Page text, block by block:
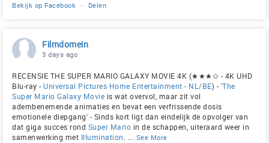
Bekijk op Facebook · Delen
Filmdomein
3 days ago
RECENSIE THE SUPER MARIO GALAXY MOVIE 4K (★★★✩ - 4K UHD
Blu-ray - Universal Pictures Home Entertainment - NL/BE) - 'The
Super Mario Galaxy Movie is wat overvol, maar zit vol
adembenemende animaties en bevat een verfrissende dosis
emotionele diepgang' - Sinds kort ligt dan eindelijk de opvolger van
dat giga succes rond Super Mario in de schappen, uiteraard weer in
samenwerking met Illumination. ... See More